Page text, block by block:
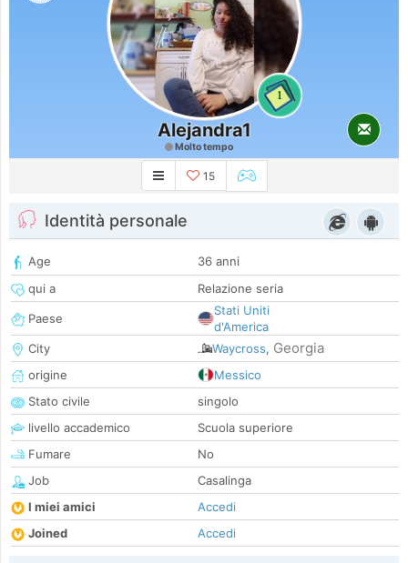
1
Alejandra1
Molto tempo
15
Identità personale
Age
36 anni
qui a
Relazione seria
Paese
Stati Uniti
d'America
City
Waycross, Georgia
origine
Messico
Stato civile
singolo
livello accademico
Scuola superiore
Fumare
No
Job
Casalinga
I miei amici
Accedi
Joined
Accedi